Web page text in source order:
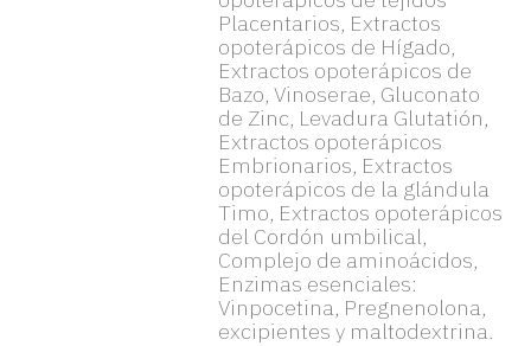
Placentarios, Extractos
opoterápicos de Hígado,
Extractos opoterápicos de
Bazo, Vinoserae, Gluconato
de Zinc, Levadura Glutatión,
Extractos opoterápicos
Embrionarios, Extractos
opoterápicos de la glándula
Timo, Extractos opoterápicos
del Cordón umbilical,
Complejo de aminoácidos,
Enzimas esenciales:
Vinpocetina, Pregnenolona,
excipientes y maltodextrina.